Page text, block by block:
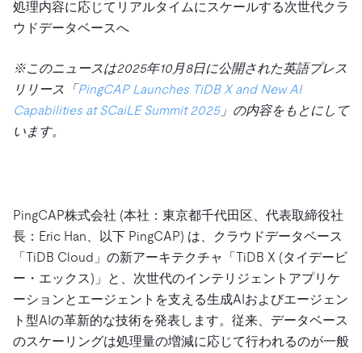
会社概要
ニュース
キャリア
パートナー
お問い合わせ
処理内容に応じてリアルタイムにスケールする次世代クラ
ウドデータベースへ
※このニュースは2025年10月8日に公開された英語プレス
リリース「PingCAP Launches TiDB X and New AI
Capabilities at SCaiLE Summit 2025」の内容をもとにして
います。
PingCAP株式会社 (本社：東京都千代田区、代表取締役社
長：Eric Han、以下 PingCAP) は、クラウドデータベース
「TiDB Cloud」の新アーキテクチャ「TiDB X (タイデービ
ー・エックス)」と、次世代のインテリジェントアプリケ
ーションとエージェントを支える生成AIおよびエージェン
ト型AIの革新的な技術を発表します。従来、データベース
のスケーリングは処理量の増減に応じて行われるのが一般